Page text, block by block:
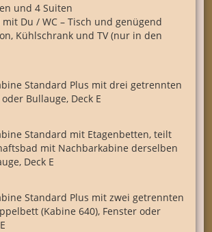
und 4 Suiten
Du / WC – Tisch und genügend
Kühlschrank und TV (nur in den
Standard Plus mit drei getrennten
Bullauge, Deck E
Standard mit Etagenbetten, teilt
mit Nachbarkabine derselben
Deck E
Standard Plus mit zwei getrennten
(Kabine 640), Fenster oder